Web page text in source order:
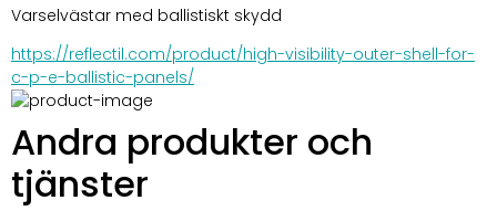
Varselvästar med ballistiskt skydd
https://reflectil.com/product/high-visibility-outer-shell-for-
c-p-e-ballistic-panels/
Andra produkter och
tjänster